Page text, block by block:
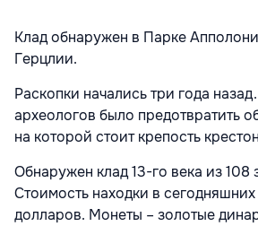
Клад обнаружен в Парке
Герцлии.
Раскопки начались три года
археологов было предотвратить
на которой стоит крепость
Обнаружен клад 13-го века из 108
Стоимость находки в
долларов. Монеты – золотые